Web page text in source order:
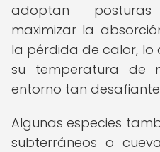
adoptan
maximizar la
la pérdida de calor, lo
su temperatura de
entorno tan
Algunas especies
subterráneos o